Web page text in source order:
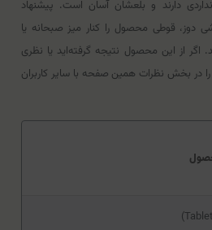
دارند و بلعشان آسان است. پیشنهاد
دوز، قوطی محصول را کنار میز صبحانه یا
اگر از این محصول نتیجه گرفته‌اید یا نظری
را در بخش نظرات همین صفحه با سایر کاربران